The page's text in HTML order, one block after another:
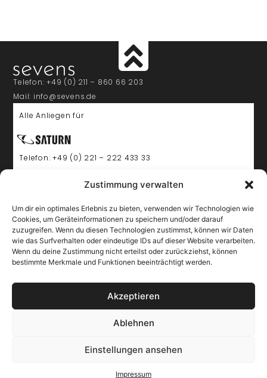
Zustimmung verwalten
Um dir ein optimales Erlebnis zu bieten, verwenden wir Technologien wie
Cookies, um Geräteinformationen zu speichern und/oder darauf
zuzugreifen. Wenn du diesen Technologien zustimmst, können wir Daten
wie das Surfverhalten oder eindeutige IDs auf dieser Website verarbeiten.
Wenn du deine Zustimmung nicht erteilst oder zurückziehst, können
bestimmte Merkmale und Funktionen beeinträchtigt werden.
Akzeptieren
Ablehnen
Einstellungen ansehen
Impressum
Telefon: +49 (0) 211 – 860 66 203
Mail: info@sevens.de
Alle Anliegen für
Telefon: +49 (0) 221 – 222 433 33
Königsallee 56
40212 Düsseldorf
Links
KONTAKT
IMPRESSUM
DATENSCHUTZ
Öffnungszeiten
Montag - Samstag: